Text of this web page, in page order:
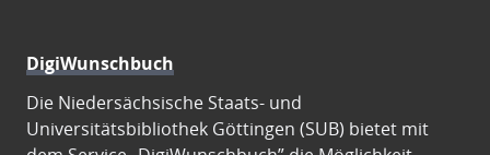
DigiWunschbuch
Die Niedersächsische Staats- und
Universitätsbibliothek Göttingen (SUB) bietet mit